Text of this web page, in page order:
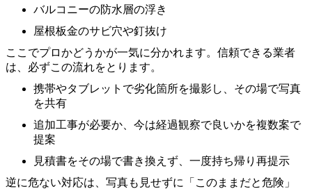
バルコニーの防水層の浮き
屋根板金のサビ穴や釘抜け
ここでプロかどうかが一気に分かれます。信頼できる業者
は、必ずこの流れをとります。
携帯やタブレットで劣化箇所を撮影し、その場で写真
を共有
追加工事が必要か、今は経過観察で良いかを複数案で
提案
見積書をその場で書き換えず、一度持ち帰り再提示
逆に危ない対応は、写真も見せずに「このままだと危険」